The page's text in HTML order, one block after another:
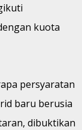
kuota
persyaratan
baru berusia
dibuktikan